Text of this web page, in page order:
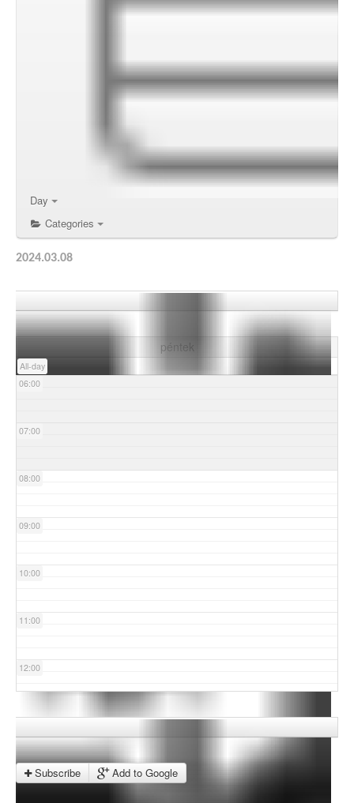
Day
Categories
2024.03.08
péntek
All-day
02:00
03:00
04:00
05:00
06:00
07:00
08:00
09:00
10:00
11:00
12:00
13:00
14:00
Subscribe Add to Google